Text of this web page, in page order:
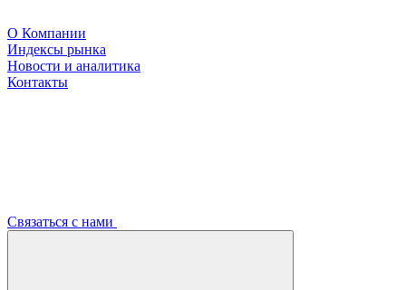
О Компании
Индексы рынка
Новости и аналитика
Контакты
Связаться с нами